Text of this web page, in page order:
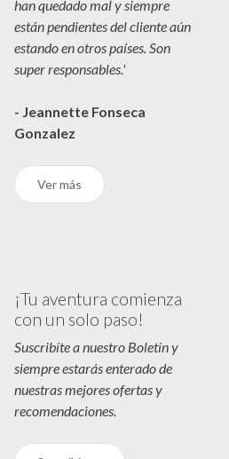
han quedado mal y siempre
están pendientes del cliente aún
estando en otros países. Son
super responsables.'
- Jeannette Fonseca
Gonzalez
Ver más
¡Tu aventura comienza
con un solo paso!
Suscribíte a nuestro Boletín y
siempre estarás enterado de
nuestras mejores ofertas y
recomendaciones.